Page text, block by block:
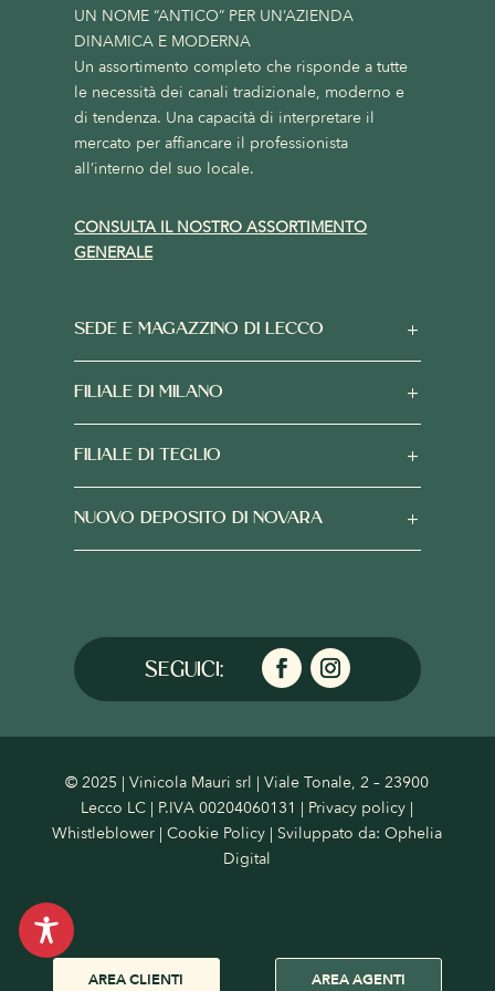
AREA CLIENTI AREA AGENTI
UN NOME “ANTICO” PER UN’AZIENDA
DINAMICA E MODERNA
Un assortimento completo che risponde a tutte
le necessità dei canali tradizionale, moderno e
di tendenza. Una capacità di interpretare il
mercato per affiancare il professionista
all’interno del suo locale.
CONSULTA IL NOSTRO ASSORTIMENTO
GENERALE
SEDE E MAGAZZINO DI LECCO
FILIALE DI MILANO
FILIALE DI TEGLIO
NUOVO DEPOSITO DI NOVARA
© 2025 | Vinicola Mauri srl | Viale Tonale, 2 – 23900
Lecco LC | P.IVA 00204060131 | Privacy policy |
Whistleblower |Cookie Policy | Sviluppato da:Ophelia
Digital